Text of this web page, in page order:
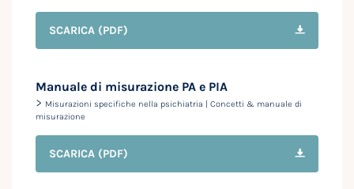
SCARICA (PDF)
Manuale di misurazione PA e PIA
> Misurazioni specifiche nella psichiatria | Concetti & manuale di
misurazione
SCARICA (PDF)